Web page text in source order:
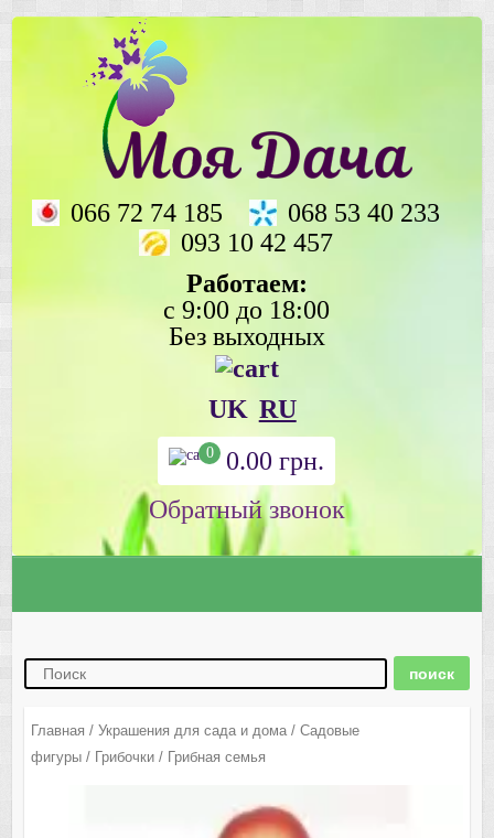
066 72 74 185
068 53 40 233
093 10 42 457
Работаем:
с 9:00 до 18:00
Без выходных
UK RU
0 0.00грн.
Главная / Украшения для сада и дома/ Садовые
фигуры/ Грибочки/ Грибная семья